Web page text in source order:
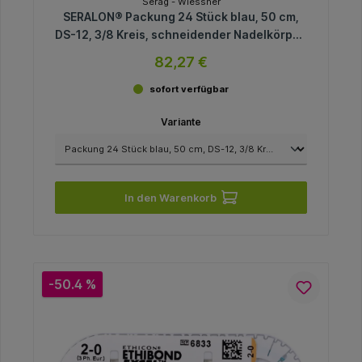
SERALON® Packung 24 Stück blau, 50 cm,
DS-12, 3/8 Kreis, schneidender Nadelkörper,
82,27 €
sofort verfügbar
Variante
In den Warenkorb
-50.4 %